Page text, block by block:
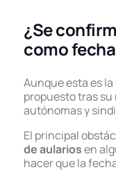
¿Se
como
Aunque esta es
propuesto tras
autónomas y
El principal
de aulariosen
hacer que la